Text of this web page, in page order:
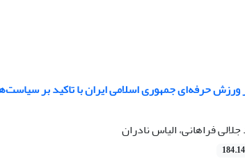
حرفه‌ای جمهوری اسلامی ایران با تاکید بر
فراهانی، الیاس نادران